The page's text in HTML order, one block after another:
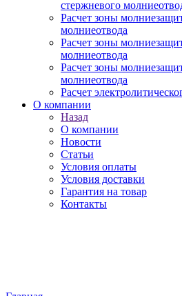
стержневого
Расчет зоны
молниеотвода
Расчет зоны
молниеотвода
Расчет зоны
молниеотвода
Расчет
О компании
Назад
О компании
Новости
Статьи
Условия оплаты
Условия доставки
Гарантия на товар
Контакты